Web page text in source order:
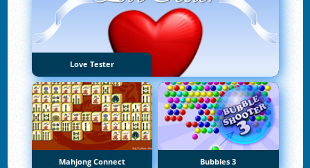
Love Tester
Mahjong Connect Bubbles 3